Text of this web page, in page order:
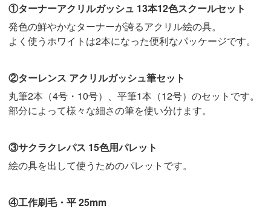
①ターナーアクリルガッシュ 13本12色スクールセット
発色の鮮やかなターナーが誇るアクリル絵の具。
よく使うホワイトは2本になった便利なパッケージです。
②ターレンス アクリルガッシュ筆セット
丸筆2本（4号・10号）、平筆1本（12号）のセットです。
部分によって様々な細さの筆を使い分けます。
③サクラクレパス 15色用パレット
絵の具を出して使うためのパレットです。
④工作刷毛・平 25mm